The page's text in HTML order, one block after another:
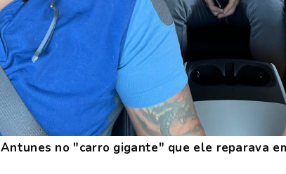
Antunes no "carro gigante" que ele reparava